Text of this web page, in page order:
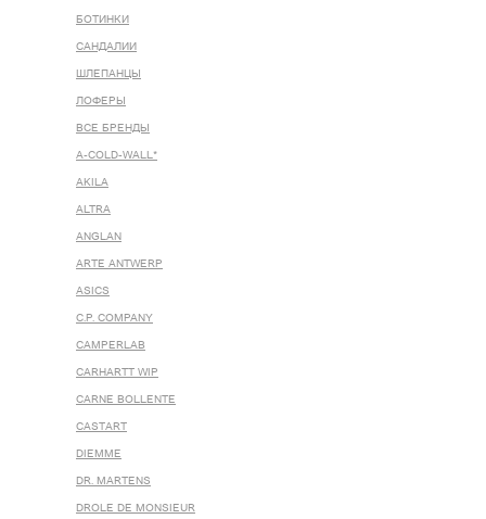
БОТИНКИ
САНДАЛИИ
ШЛЕПАНЦЫ
ЛОФЕРЫ
ВСЕ БРЕНДЫ
A-COLD-WALL*
AKILA
ALTRA
ANGLAN
ARTE ANTWERP
ASICS
C.P. COMPANY
CAMPERLAB
CARHARTT WIP
CARNE BOLLENTE
CASTART
DIEMME
DR. MARTENS
DROLE DE MONSIEUR